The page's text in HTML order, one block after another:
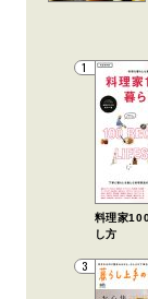
1
料理家
し方
3